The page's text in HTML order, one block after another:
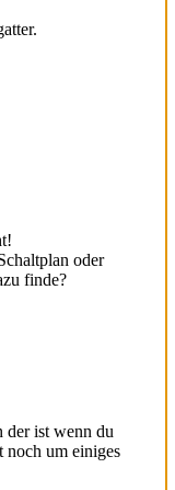
oder
finde?
der ist wenn du
noch um einiges